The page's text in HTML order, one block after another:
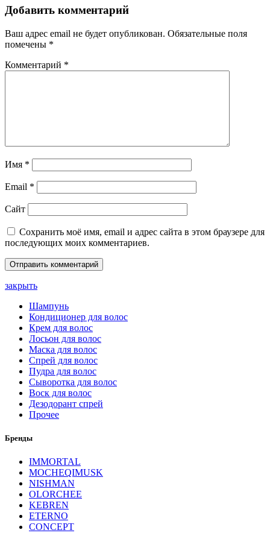
Добавить комментарий
Ваш адрес email не будет опубликован. Обязательные поля
помечены *
Комментарий *
Имя *
Email *
Сайт
Сохранить моё имя, email и адрес сайта в этом браузере для
последующих моих комментариев.
закрыть
Шампунь
Кондиционер для волос
Крем для волос
Лосьон для волос
Маска для волос
Спрей для волос
Пудра для волос
Сыворотка для волос
Воск для волос
Дезодорант спрей
Прочее
Бренды
IMMORTAL
MOCHEQIMUSK
NISHMAN
OLORCHEE
KEBREN
ETERNO
CONCEPT